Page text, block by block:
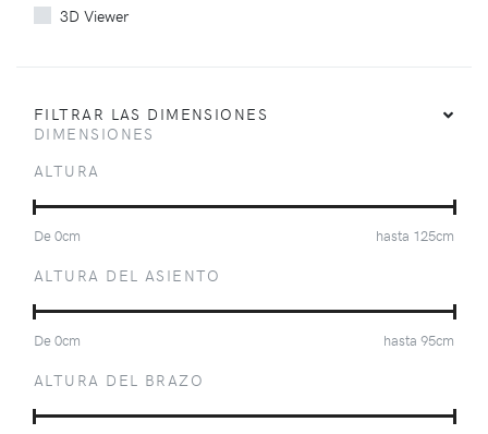
3D Viewer
FILTRAR LAS DIMENSIONES
DIMENSIONES
ALTURA
De0cm hasta 125cm
ALTURA DEL ASIENTO
De0cm hasta 95cm
ALTURA DEL BRAZO